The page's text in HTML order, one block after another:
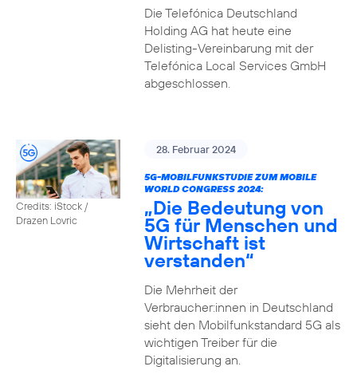
Die Telefónica Deutschland
Holding AG hat heute eine
Delisting-Vereinbarung mit der
Telefónica Local Services GmbH
abgeschlossen.
Credits: iStock /
Drazen Lovric
28. Februar 2024
5G-MOBILFUNKSTUDIE ZUM MOBILE
WORLD CONGRESS 2024:
„Die Bedeutung von
5G für Menschen und
Wirtschaft ist
verstanden“
Die Mehrheit der
Verbraucher:innen in Deutschland
sieht den Mobilfunkstandard 5G als
wichtigen Treiber für die
Digitalisierung an.